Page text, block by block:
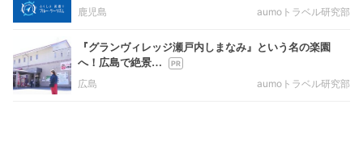
鹿児島
aumoトラベル研究部
『グランヴィレッジ瀬戸内しまなみ』という名の楽園
へ！広島で絶景…
広島
aumoトラベル研究部